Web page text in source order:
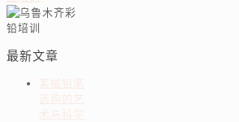
最新文章
素描铅笔
选购的艺
术与科学